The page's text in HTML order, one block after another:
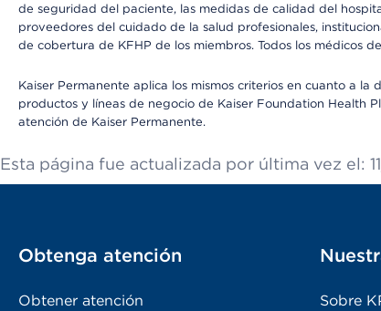
de seguridad del paciente, las medidas de calidad del
proveedores del cuidado de la salud profesionales,
de cobertura de KFHP de los miembros. Todos los médicos
Kaiser Permanente aplica los mismos criterios en cuanto a
productos y líneas de negocio de Kaiser Foundation Health
atención de Kaiser Permanente.
Esta página fue actualizada por última vez el:
Obtenga atención
Obtener atención Sobre